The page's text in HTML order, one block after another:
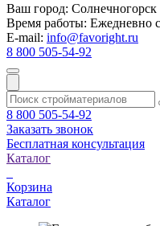
Ваш город: Солнечногорск
Время работы: Ежедневно
E-mail: info@favoright.ru
8 800 505-54-92
8 800 505-54-92
Заказать звонок
Бесплатная консультация
Каталог
Корзина
Каталог